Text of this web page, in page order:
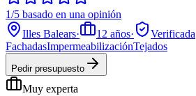
1/5 basado en una opinión
Illes Balears· 12 años·
Verificada
FachadasImpermeabilizaciónTejados
Pedir presupuesto
Muy experta